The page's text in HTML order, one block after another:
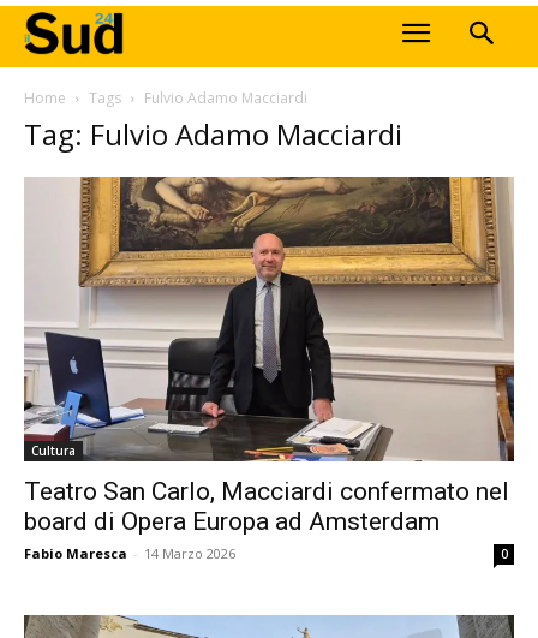
Home Tags Fulvio Adamo Macciardi
Tag: Fulvio Adamo Macciardi
Cultura
Teatro San Carlo, Macciardi confermato nel
board di Opera Europa ad Amsterdam
Fabio Maresca - 14 Marzo 2026 0